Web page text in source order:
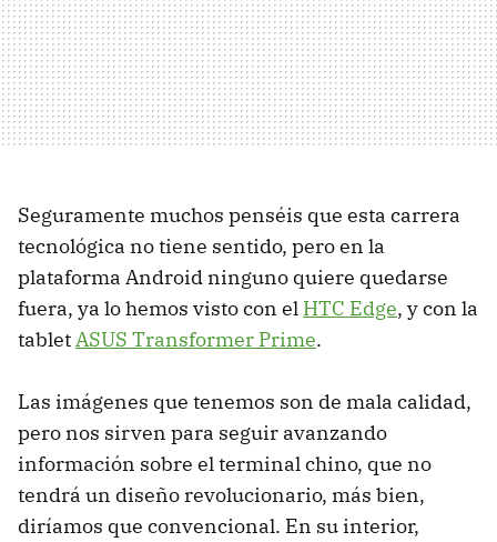
Seguramente muchos penséis que esta carrera
tecnológica no tiene sentido, pero en la
plataforma Android ninguno quiere quedarse
fuera, ya lo hemos visto con el HTC Edge, y con la
tabletASUS Transformer Prime.
Las imágenes que tenemos son de mala calidad,
pero nos sirven para seguir avanzando
información sobre el terminal chino, que no
tendrá un diseño revolucionario, más bien,
diríamos que convencional. En su interior,